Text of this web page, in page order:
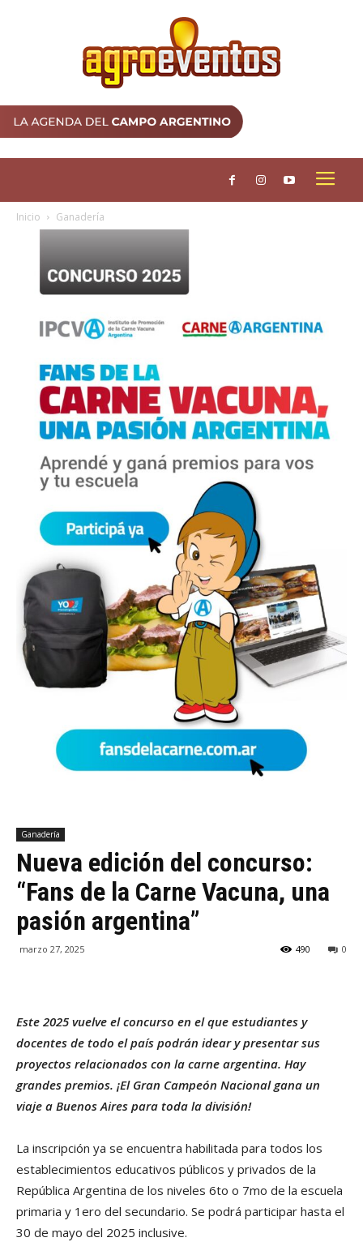
Inicio Ganadería
Ganadería
Nueva edición del concurso:
“Fans de la Carne Vacuna, una
pasión argentina”
marzo 27, 2025 0
490
Este 2025 vuelve el concurso en el que estudiantes y
docentes de todo el país podrán idear y presentar sus
proyectos relacionados con la carne argentina. Hay
grandes premios. ¡El Gran Campeón Nacional gana un
viaje a Buenos Aires para toda la división!
La inscripción ya se encuentra habilitada para todos los
establecimientos educativos públicos y privados de la
República Argentina de los niveles 6to o 7mo de la escuela
primaria y 1ero del secundario. Se podrá participar hasta el
30 de mayo del 2025 inclusive.